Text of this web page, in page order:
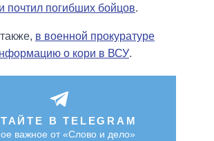
почтил погибших бойцов.
в военной прокуратуре
о кори в ВСУ.
В TELEGRAM
важное от «Слово и дело»